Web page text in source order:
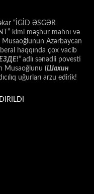
“İGİD ƏSGƏR
kimi məşhur mahnı və
Azərbaycan
haqqında çox vacib
adlı sənədli povesti
Musaoğlunu (Шахин
uğurları arzu edirik!